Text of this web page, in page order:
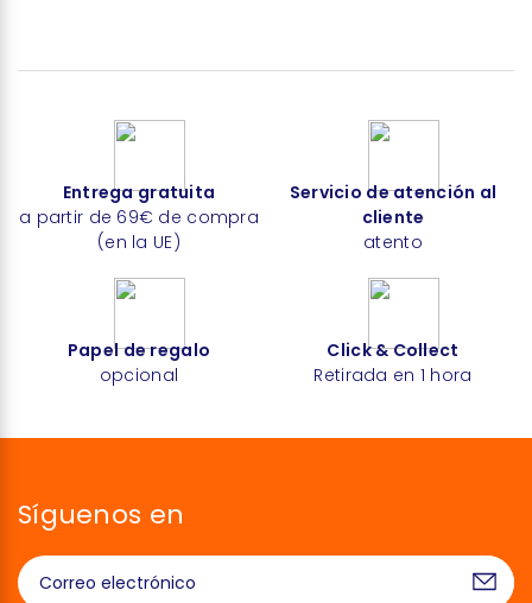
Entrega gratuita
a partir de 69€ de compra
(en la UE)
Servicio de atención al
cliente
atento
Papel de regalo
opcional
Click & Collect
Retirada en 1 hora
Síguenos en